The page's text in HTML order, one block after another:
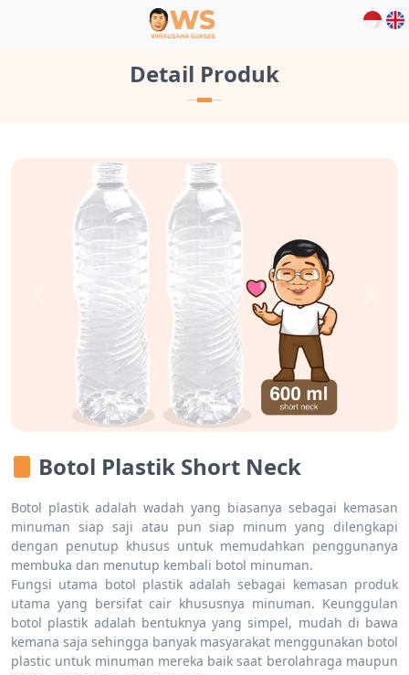
Detail Produk
Previous
Botol Plastik Short Neck
Botol plastik adalah wadah yang biasanya sebagai kemasan
minuman siap saji atau pun siap minum yang dilengkapi
dengan penutup khusus untuk memudahkan penggunanya
membuka dan menutup kembali botol minuman.
Fungsi utama botol plastik adalah sebagai kemasan produk
utama yang bersifat cair khususnya minuman. Keunggulan
botol plastik adalah bentuknya yang simpel, mudah di bawa
kemana saja sehingga banyak masyarakat menggunakan botol
plastic untuk minuman mereka baik saat berolahraga maupun